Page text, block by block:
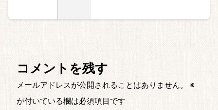
コメントを残す
メールアドレスが公開されることはありません。
※
が付いている欄は必須項目です